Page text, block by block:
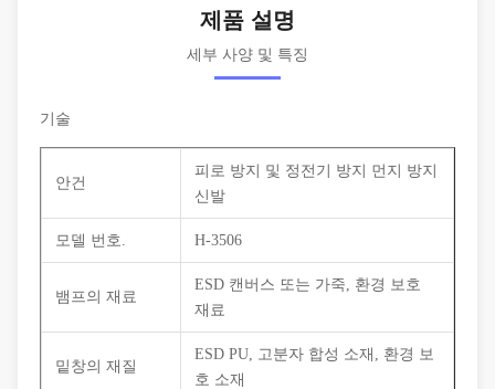
제품 설명
세부 사양 및 특징
기술
안건
피로 방지 및 정전기 방지 먼지 방지
신발
모델 번호. H-3506
뱀프의 재료
ESD 캔버스 또는 가죽, 환경 보호
재료
밑창의 재질
ESD PU, 고분자 합성 소재, 환경 보
호 소재